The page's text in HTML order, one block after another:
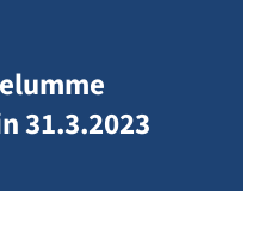
31.3.2023